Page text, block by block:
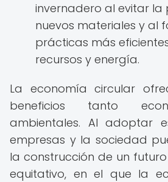
invernadero al evitar la
nuevos materiales y al
prácticas más
recursos y energía.
La economía circular
beneficios tanto
ambientales. Al adoptar
empresas y la sociedad
la construcción de un
equitativo, en el que la